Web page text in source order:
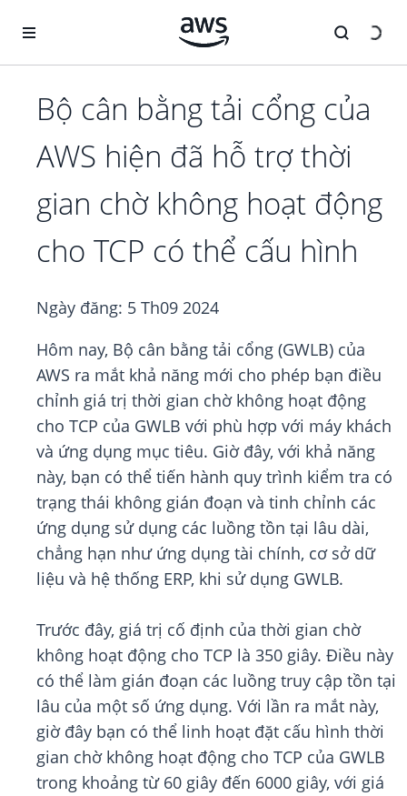
Bộ cân bằng tải cổng của
AWS hiện đã hỗ trợ thời
gian chờ không hoạt động
cho TCP có thể cấu hình
Ngày đăng: 5 Th09 2024
Hôm nay, Bộ cân bằng tải cổng (GWLB) của
AWS ra mắt khả năng mới cho phép bạn điều
chỉnh giá trị thời gian chờ không hoạt động
cho TCP của GWLB với phù hợp với máy khách
và ứng dụng mục tiêu. Giờ đây, với khả năng
này, bạn có thể tiến hành quy trình kiểm tra có
trạng thái không gián đoạn và tinh chỉnh các
ứng dụng sử dụng các luồng tồn tại lâu dài,
chẳng hạn như ứng dụng tài chính, cơ sở dữ
liệu và hệ thống ERP, khi sử dụng GWLB.
Trước đây, giá trị cố định của thời gian chờ
không hoạt động cho TCP là 350 giây. Điều này
có thể làm gián đoạn các luồng truy cập tồn tại
lâu của một số ứng dụng. Với lần ra mắt này,
giờ đây bạn có thể linh hoạt đặt cấu hình thời
gian chờ không hoạt động cho TCP của GWLB
trong khoảng từ 60 giây đến 6000 giây, với giá